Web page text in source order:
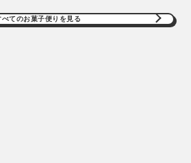
べてのお菓子便りを見る